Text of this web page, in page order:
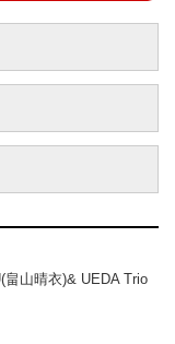
畠山晴衣)& UEDA Trio